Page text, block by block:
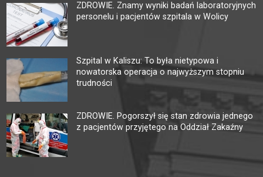
ZDROWIE. Znamy wyniki badań laboratoryjnych
personelu i pacjentów szpitala w Wolicy
Szpital w Kaliszu: To była nietypowa i
nowatorska operacja o najwyższym stopniu
trudności
ZDROWIE. Pogorszył się stan zdrowia jednego
z pacjentów przyjętego na Oddział Zakaźny